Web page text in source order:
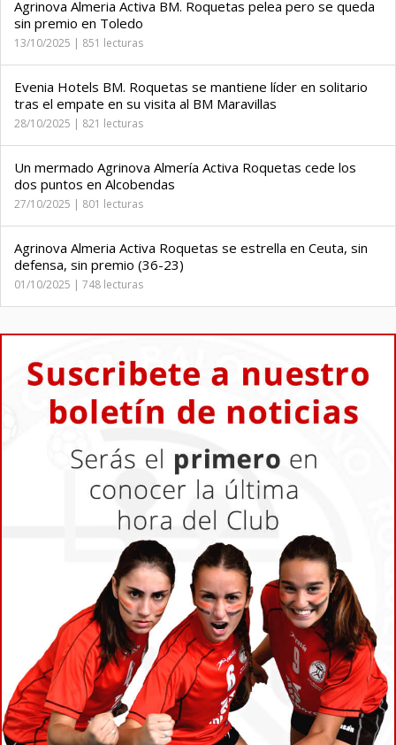
Agrinova Almeria Activa BM. Roquetas pelea pero se queda
sin premio en Toledo
13/10/2025 | 851 lecturas
Evenia Hotels BM. Roquetas se mantiene líder en solitario
tras el empate en su visita al BM Maravillas
28/10/2025 | 821 lecturas
Un mermado Agrinova Almería Activa Roquetas cede los
dos puntos en Alcobendas
27/10/2025 | 801 lecturas
Agrinova Almeria Activa Roquetas se estrella en Ceuta, sin
defensa, sin premio (36-23)
01/10/2025 | 748 lecturas